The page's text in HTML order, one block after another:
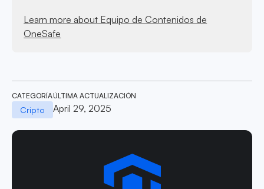
Learn more about Equipo de Contenidos de
OneSafe
CATEGORÍA
Cripto
ÚLTIMA ACTUALIZACIÓN
April 29, 2025